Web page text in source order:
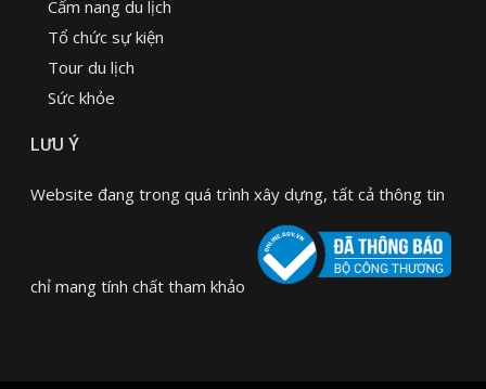
Cẩm nang du lịch
Tổ chức sự kiện
Tour du lịch
Sức khỏe
LƯU Ý
Website đang trong quá trình xây dựng, tất cả thông tin
chỉ mang tính chất tham khảo